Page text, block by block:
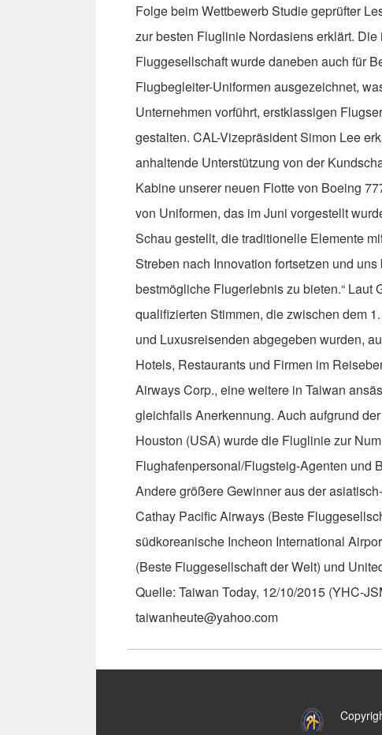
Folge beim Wettbewerb Studie geprüfter
zur besten Fluglinie Nordasiens erklärt.
Fluggesellschaft wurde daneben auch für
Flugbegleiter-Uniformen ausgezeichnet,
Unternehmen vorführt, erstklassigen
gestalten. CAL-Vizepräsident Simon Lee
anhaltende Unterstützung von der
Kabine unserer neuen Flotte von Boeing
von Uniformen, das im Juni vorgestellt
Schau gestellt, die traditionelle Elemente
Streben nach Innovation fortsetzen und
bestmögliche Flugerlebnis zu bieten.“ Laut
qualifizierten Stimmen, die zwischen dem
und Luxusreisenden abgegeben wurden,
Hotels, Restaurants und Firmen im
Airways Corp., eine weitere in Taiwan
gleichfalls Anerkennung. Auch aufgrund
Houston (USA) wurde die Fluglinie zur
Flughafenpersonal/Flugsteig-Agenten und
Andere größere Gewinner aus der
Cathay Pacific Airways (Beste
südkoreanische Incheon International
(Beste Fluggesellschaft der Welt) und
Quelle: Taiwan Today, 12/10/2015 (YHC-
taiwanheute@yahoo.com